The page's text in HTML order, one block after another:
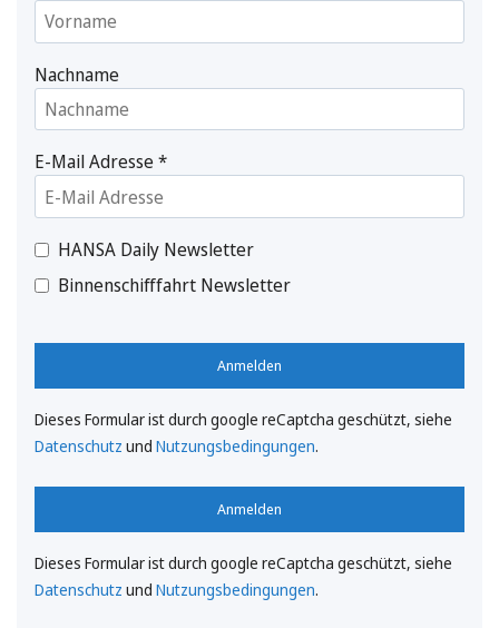
Nachname
E-Mail Adresse*
HANSA Daily Newsletter
Binnenschifffahrt Newsletter
Anmelden
Dieses Formular ist durch google reCaptcha geschützt, siehe
Datenschutz und Nutzungsbedingungen.
Anmelden
Dieses Formular ist durch google reCaptcha geschützt, siehe
Datenschutz und Nutzungsbedingungen.